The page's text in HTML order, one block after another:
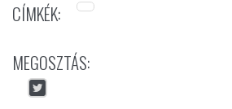
CÍMKÉK:
MEGOSZTÁS: